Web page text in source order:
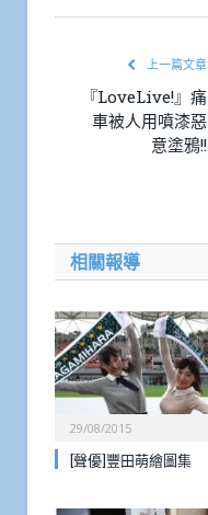
上一篇文章
『LoveLive!』痛
車被人用噴漆惡
意塗鴉!!
相關報導
29/08/2015
[聲優]豐田萌繪圖集